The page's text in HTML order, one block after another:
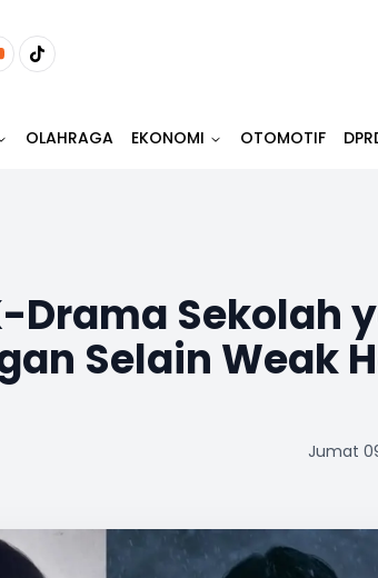
OLAHRAGA EKONOMI OTOMOTIF
Drama Sekolah
Selain Weak
Jumat